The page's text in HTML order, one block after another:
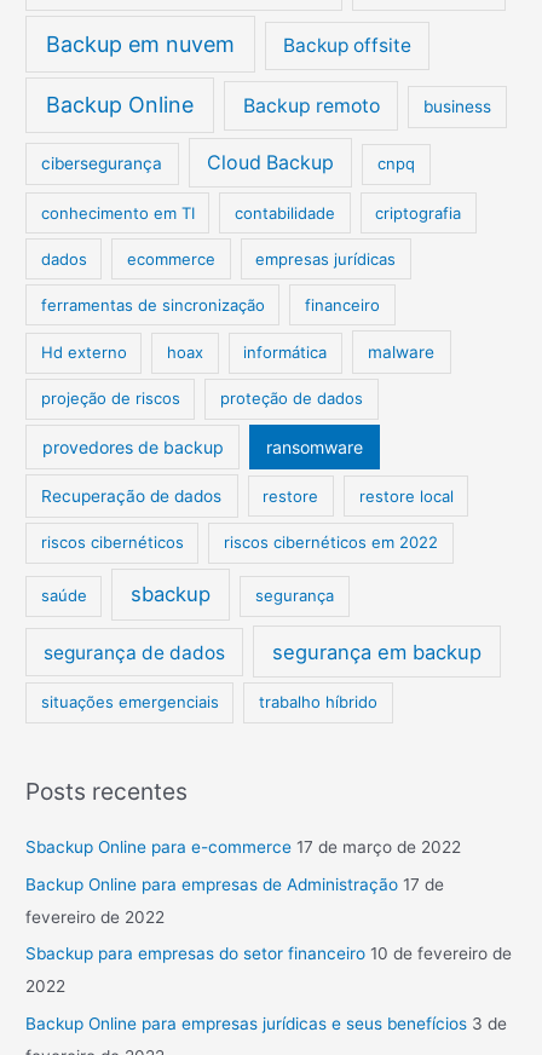
Backup em nuvem Backup offsite
Backup Online Backup remoto business
cibersegurança Cloud Backup cnpq
conhecimento em TI contabilidade criptografia
dados ecommerce empresas jurídicas
ferramentas de sincronização financeiro
Hd externo hoax informática malware
projeção de riscos proteção de dados
provedores de backup ransomware
Recuperação de dados restore restore local
riscos cibernéticos riscos cibernéticos em 2022
saúde sbackup segurança
segurança de dados segurança em backup
situações emergenciais trabalho híbrido
Posts recentes
Sbackup Online para e-commerce 17 de março de 2022
Backup Online para empresas de Administração 17 de
fevereiro de 2022
Sbackup para empresas do setor financeiro 10 de fevereiro de
2022
Backup Online para empresas jurídicas e seus benefícios 3 de